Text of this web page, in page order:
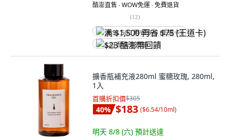
酷澎直售 ∙ WOW免運 ∙ 免費退貨
(12)
满 $1,500 再省 $75 (王道卡)
$23 酷澎幣回饋
擴香瓶補充液280ml 蜜糖玫瑰, 280ml,
1入
首購折扣價$305
40% $183 ($6.54/10ml)
明天 8/8 (六) 預計送達